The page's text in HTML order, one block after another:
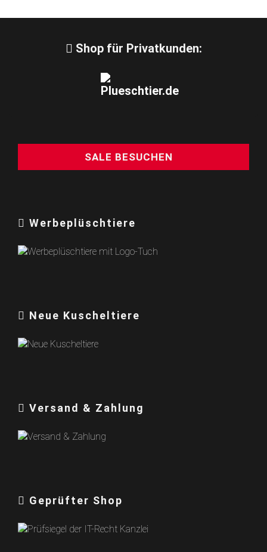
Shop für Privatkunden:
SALE BESUCHEN
Werbeplüschtiere
Neue Kuscheltiere
Versand & Zahlung
Geprüfter Shop